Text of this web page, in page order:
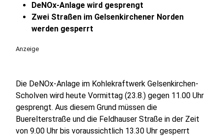
DeNOx-Anlage wird gesprengt
Zwei Straßen im Gelsenkirchener Norden
werden gesperrt
Anzeige
Die DeNOx-Anlage im Kohlekraftwerk Gelsenkirchen-
Scholven wird heute Vormittag (23.8.) gegen 11.00 Uhr
gesprengt. Aus diesem Grund müssen die
Buerelterstraße und die Feldhauser Straße in der Zeit
von 9.00 Uhr bis voraussichtlich 13.30 Uhr gesperrt